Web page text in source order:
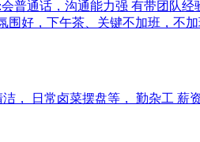
普通话，沟通能力强 有带团队
围好，下午茶、关键不加班，不
， 日常卤菜摆盘等， 勤杂工 薪